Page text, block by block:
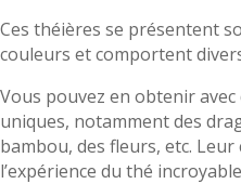
Ces théières se présentent
couleurs et comportent
Vous pouvez en obtenir
uniques, notamment des
bambou, des fleurs, etc.
l’expérience du thé